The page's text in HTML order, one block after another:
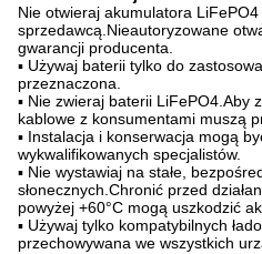
Nie otwieraj akumulatora
sprzedawcą.Nieautoryzowane
gwarancji producenta.
▪ Używaj baterii tylko do
przeznaczona.
▪ Nie zwieraj baterii LiFePO4.Aby
kablowe z konsumentami muszą
▪ Instalacja i konserwacja mogą
wykwalifikowanych specjalistów.
▪ Nie wystawiaj na stałe,
słonecznych.Chronić przed
powyżej +60°C mogą uszkodzić
▪ Używaj tylko kompatybilnych
przechowywana we wszystkich